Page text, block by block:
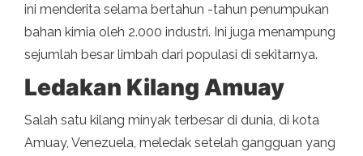
ini menderita selama bertahun -tahun penumpukan
bahan kimia oleh 2.000 industri. Ini juga menampung
sejumlah besar limbah dari populasi di sekitarnya.
Ledakan Kilang Amuay
Salah satu kilang minyak terbesar di dunia, di kota
Amuay, Venezuela, meledak setelah gangguan yang